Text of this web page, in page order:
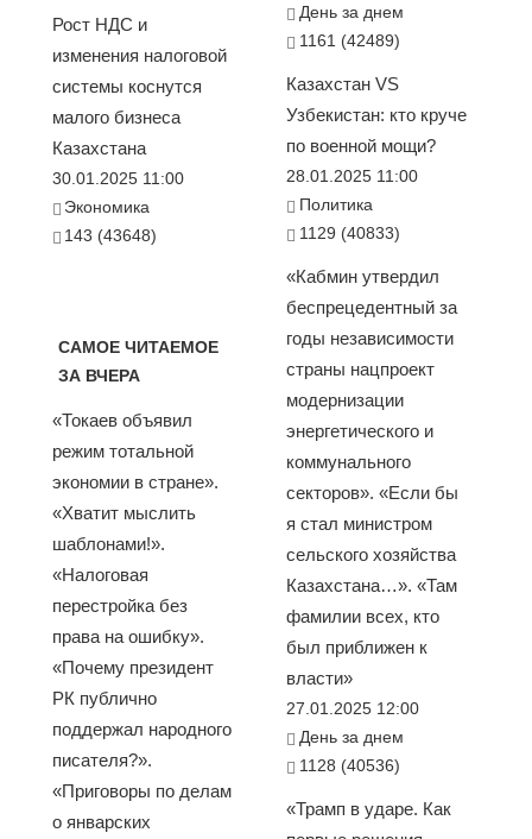
Рост НДС и
изменения налоговой
системы коснутся
малого бизнеса
Казахстана
30.01.2025 11:00
Экономика
143 (43648)
САМОЕ ЧИТАЕМОЕ
ЗА ВЧЕРА
«Токаев объявил
режим тотальной
экономии в стране».
«Хватит мыслить
шаблонами!».
«Налоговая
перестройка без
права на ошибку».
«Почему президент
РК публично
поддержал народного
писателя?».
«Приговоры по делам
о январских
День за днем
1161 (42489)
Казахстан VS
Узбекистан: кто круче
по военной мощи?
28.01.2025 11:00
Политика
1129 (40833)
«Кабмин утвердил
беспрецедентный за
годы независимости
страны нацпроект
модернизации
энергетического и
коммунального
секторов». «Если бы
я стал министром
сельского хозяйства
Казахстана…». «Там
фамилии всех, кто
был приближен к
власти»
27.01.2025 12:00
День за днем
1128 (40536)
«Трамп в ударе. Как